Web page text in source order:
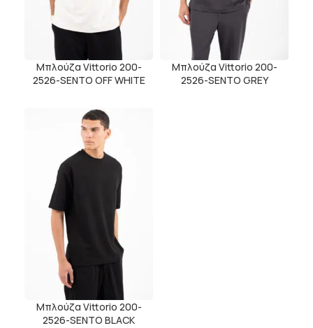
Μπλούζα Vittorio 200-
2526-SENTO OFF WHITE
Μπλούζα Vittorio 200-
2526-SENTO GREY
Μπλούζα Vittorio 200-
2526-SENTO BLACK